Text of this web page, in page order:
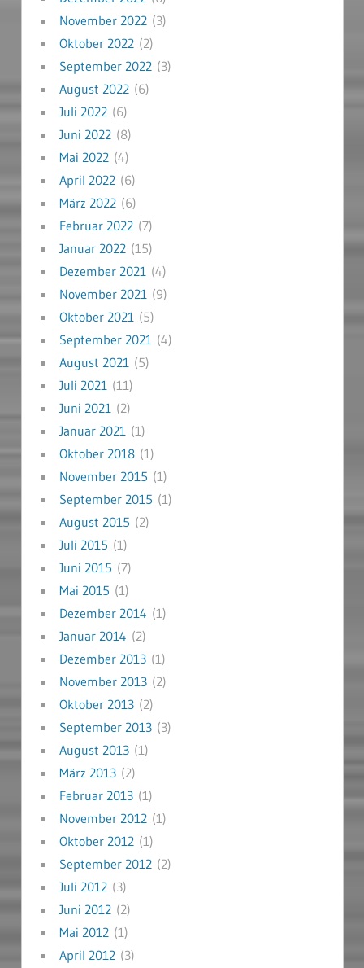
November 2022(3)
Oktober 2022(2)
September 2022(3)
August 2022(6)
Juli 2022(6)
Juni 2022(8)
Mai 2022(4)
April 2022(6)
März 2022(6)
Februar 2022(7)
Januar 2022(15)
Dezember 2021 (4)
November 2021 (9)
Oktober 2021 (5)
September 2021 (4)
August 2021 (5)
Juli 2021 (11)
Juni 2021 (2)
Januar 2021 (1)
Oktober 2018(1)
November 2015 (1)
September 2015 (1)
August 2015 (2)
Juli 2015 (1)
Juni 2015 (7)
Mai 2015 (1)
Dezember 2014 (1)
Januar 2014 (2)
Dezember 2013(1)
November 2013(2)
Oktober 2013(2)
September 2013(3)
August 2013(1)
März 2013(2)
Februar 2013(1)
November 2012(1)
Oktober 2012(1)
September 2012(2)
Juli 2012(3)
Juni 2012(2)
Mai 2012(1)
April 2012(3)